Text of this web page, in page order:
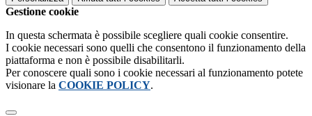
Gestione cookie
In questa schermata è possibile scegliere quali cookie consentire.
I cookie necessari sono quelli che consentono il funzionamento della
piattaforma e non è possibile disabilitarli.
Per conoscere quali sono i cookie necessari al funzionamento potete
visionare la COOKIE POLICY.